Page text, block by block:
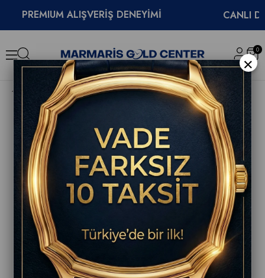
ALIŞVERİŞ DENEYİMİ CANLI
0
Frederique Constant Highlife Chronograph Automatic Limited Edition 41mm Erkek Saati FC-391SGR4NH6
×